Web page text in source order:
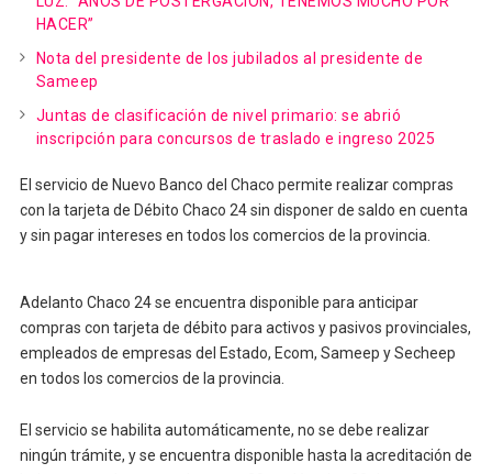
HACER”
Nota del presidente de los jubilados al presidente de
Sameep
Juntas de clasificación de nivel primario: se abrió
inscripción para concursos de traslado e ingreso 2025
El servicio de Nuevo Banco del Chaco permite realizar compras
con la tarjeta de Débito Chaco 24 sin disponer de saldo en cuenta
y sin pagar intereses en todos los comercios de la provincia.
Adelanto Chaco 24 se encuentra disponible para anticipar
compras con tarjeta de débito para activos y pasivos provinciales,
empleados de empresas del Estado, Ecom, Sameep y Secheep
en todos los comercios de la provincia.
El servicio se habilita automáticamente, no se debe realizar
ningún trámite, y se encuentra disponible hasta la acreditación de